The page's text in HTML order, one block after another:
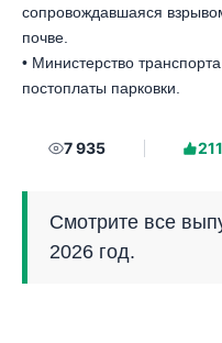
сопровождавшаяся
почве.
• Министерство
постоплаты парковки.
7 935 211
Смотрите все
2026 год.